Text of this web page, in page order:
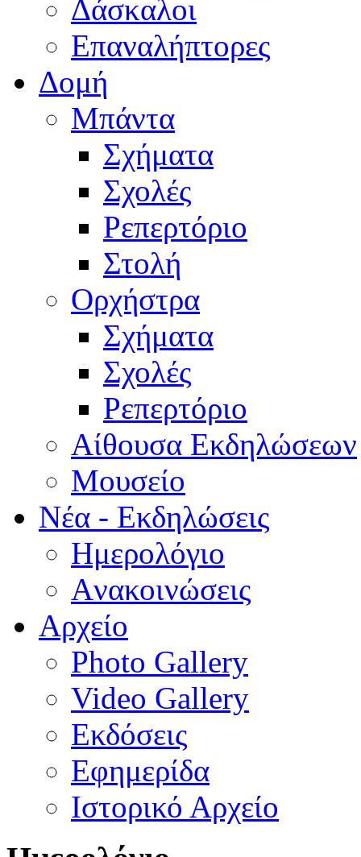
Δάσκαλοι
Επαναλήπτορες
Δομή
Μπάντα
Σχήματα
Σχολές
Ρεπερτόριο
Στολή
Ορχήστρα
Σχήματα
Σχολές
Ρεπερτόριο
Aίθουσα Εκδηλώσεων
Μουσείο
Νέα - Εκδηλώσεις
Ημερολόγιο
Aνακοινώσεις
Αρχείο
Photo Gallery
Video Gallery
Εκδόσεις
Εφημερίδα
Ιστορικό Αρχείο